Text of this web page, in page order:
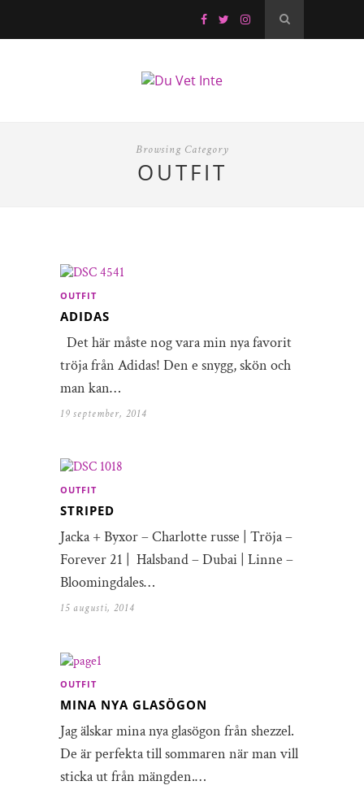
Browsing Category
OUTFIT
OUTFIT
ADIDAS
Det här måste nog vara min nya favorit
tröja från Adidas! Den e snygg, skön och
man kan…
19 september, 2014
OUTFIT
STRIPED
Jacka + Byxor – Charlotte russe | Tröja –
Forever 21 | Halsband – Dubai | Linne –
Bloomingdales…
15 augusti, 2014
OUTFIT
MINA NYA GLASÖGON
Jag älskar mina nya glasögon från shezzel.
De är perfekta till sommaren när man vill
sticka ut från mängden.…